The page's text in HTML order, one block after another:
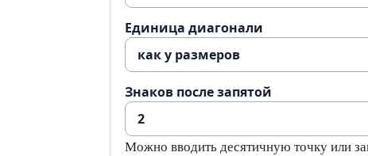
Единица диагонали
Знаков после запятой
Можно вводить десятичную точку или